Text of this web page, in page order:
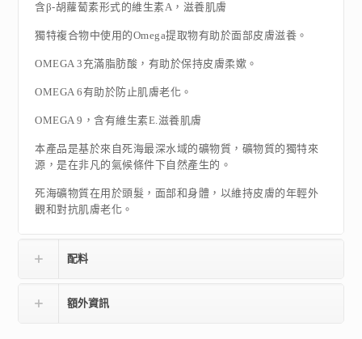
含β-胡蘿蔔素形式的維生素A，滋養肌膚
獨特複合物中使用的Omega提取物有助於面部皮膚滋養。
OMEGA 3充滿脂肪酸，有助於保持皮膚柔嫰。
OMEGA 6有助於防止肌膚老化。
OMEGA 9，含有維生素E.滋養肌膚
本產品是基於來自死海最深水域的礦物質，礦物質的獨特來
源，是在非凡的氣候條件下自然產生的。
死海礦物質在用於頭髮，面部和身體，以維持皮膚的年輕外
觀和對抗肌膚老化。
配料
額外資訊